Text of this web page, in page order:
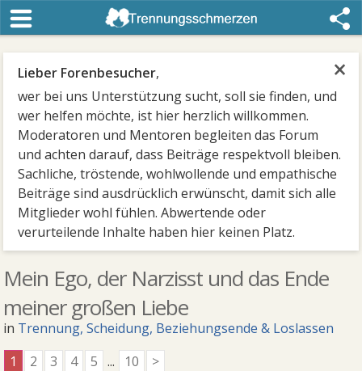
×
Lieber Forenbesucher,
wer bei uns Unterstützung sucht, soll sie finden, und
wer helfen möchte, ist hier herzlich willkommen.
Moderatoren und Mentoren begleiten das Forum
und achten darauf, dass Beiträge respektvoll bleiben.
Sachliche, tröstende, wohlwollende und empathische
Beiträge sind ausdrücklich erwünscht, damit sich alle
Mitglieder wohl fühlen. Abwertende oder
verurteilende Inhalte haben hier keinen Platz.
Mein Ego, der Narzisst und das Ende
meiner großen Liebe
in Trennung, Scheidung, Beziehungsende & Loslassen
1
2 3 4 5 ... 10 >